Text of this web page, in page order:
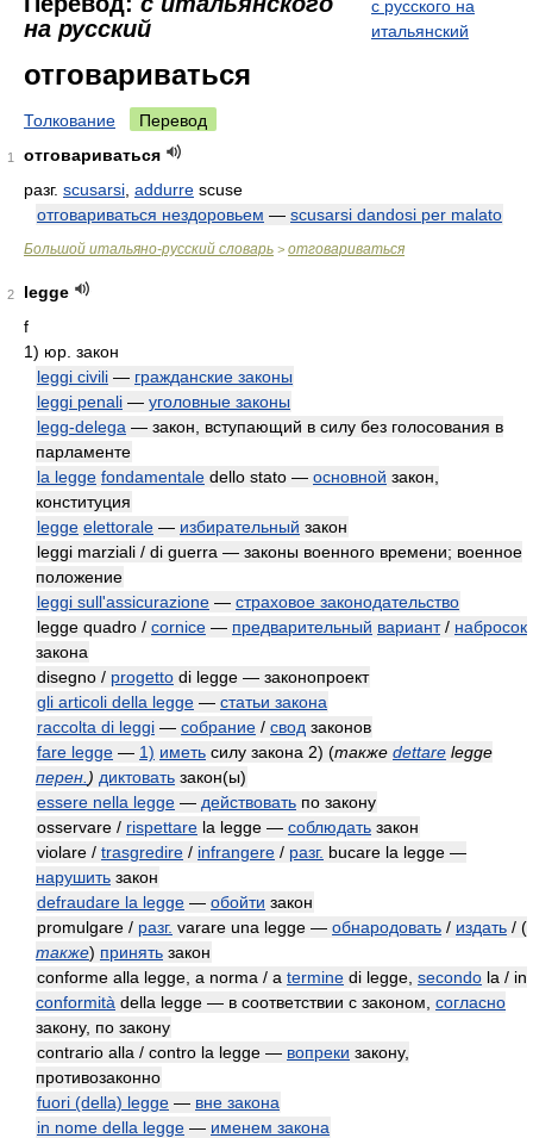
на русский
с русского на
итальянский
отговариваться
Толкование Перевод
1
отговариваться
разг. scusarsi addurre scuse
отговариваться нездоровьем — scusarsi dandosi per malato
Большой итальяно-русский словарь > отговариваться
2
legge
f
1) юр. закон
leggi civili — гражданские законы
leggi penali — уголовные законы
legg-delega — закон, вступающий в силу без голосования в
парламенте
la legge fondamentale dello stato — основной закон,
конституция
legge elettorale — избирательный закон
leggi marziali / di guerra — законы военного времени; военное
положение
leggi sull'assicurazione — страховое законодательство
legge quadro / cornice — предварительный вариант/ набросок
закона
disegno / progetto di legge — законопроект
gli articoli della legge — статьи закона
raccolta di leggi — собрание / свод законов
fare legge — 1) иметь силу закона 2) (также dettare legge
перен. ) диктовать закон(ы)
essere nella legge — действовать по закону
osservare / rispettare la legge — соблюдать закон
violare / trasgredire / infrangere / разг. bucare la legge —
нарушить закон
defraudare la legge — обойти закон
promulgare / разг. varare una legge — обнародовать / издать / (
также) принять закон
conforme alla legge, a norma / a termine di legge, secondo la / in
conformità della legge — в соответствии с законом, согласно
закону, по закону
contrario alla / contro la legge — вопреки закону,
противозаконно
fuori (della) legge — вне закона
in nome della legge — именем закона